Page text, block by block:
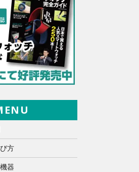
方
器